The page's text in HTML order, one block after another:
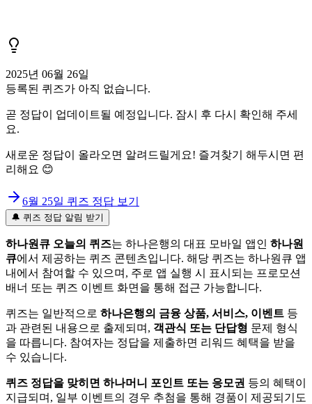
2025년 06월 26일
등록된 퀴즈가 아직 없습니다.
곧 정답이 업데이트될 예정입니다. 잠시 후 다시 확인해 주세
요.
새로운 정답이 올라오면 알려드릴게요! 즐겨찾기 해두시면 편
리해요 😊
6월 25일 퀴즈 정답 보기
🔔 퀴즈 정답 알림 받기
하나원큐 오늘의 퀴즈는 하나은행의 대표 모바일 앱인 하나원
큐에서 제공하는 퀴즈 콘텐츠입니다. 해당 퀴즈는 하나원큐 앱
내에서 참여할 수 있으며, 주로 앱 실행 시 표시되는 프로모션
배너 또는 퀴즈 이벤트 화면을 통해 접근 가능합니다.
퀴즈는 일반적으로 하나은행의 금융 상품, 서비스, 이벤트 등
과 관련된 내용으로 출제되며, 객관식 또는 단답형 문제 형식
을 따릅니다. 참여자는 정답을 제출하면 리워드 혜택을 받을
수 있습니다.
퀴즈 정답을 맞히면 하나머니 포인트 또는 응모권 등의 혜택이
지급되며, 일부 이벤트의 경우 추첨을 통해 경품이 제공되기도